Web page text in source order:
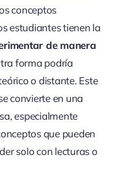
conceptos
estudiantes tienen la
de manera
forma podría
o distante. Este
convierte en una
especialmente
que pueden
solo con lecturas o